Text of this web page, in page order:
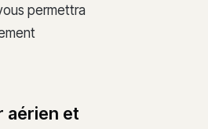
permettra
aérien et